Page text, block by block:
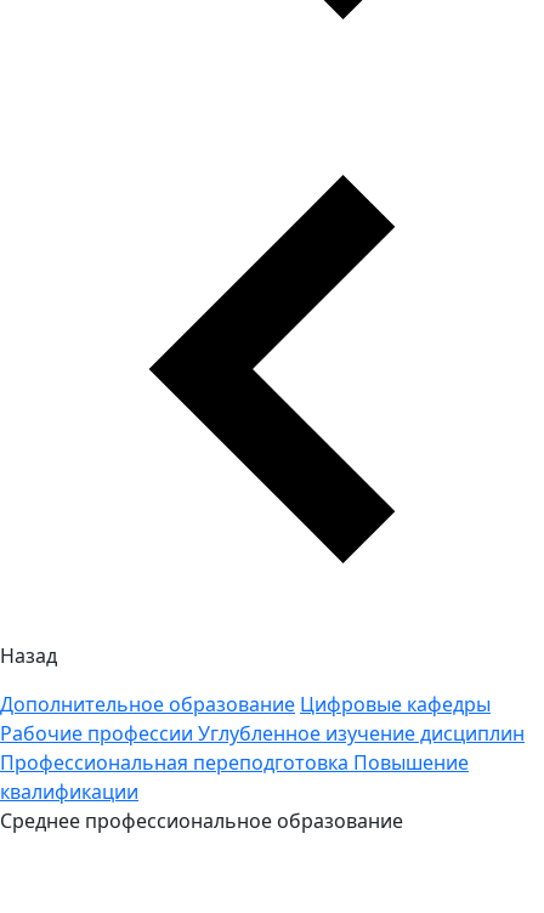
Назад
Дополнительное образование Цифровые кафедры
Рабочие профессии Углубленное изучение дисциплин
Профессиональная переподготовка Повышение
квалификации
Среднее профессиональное образование